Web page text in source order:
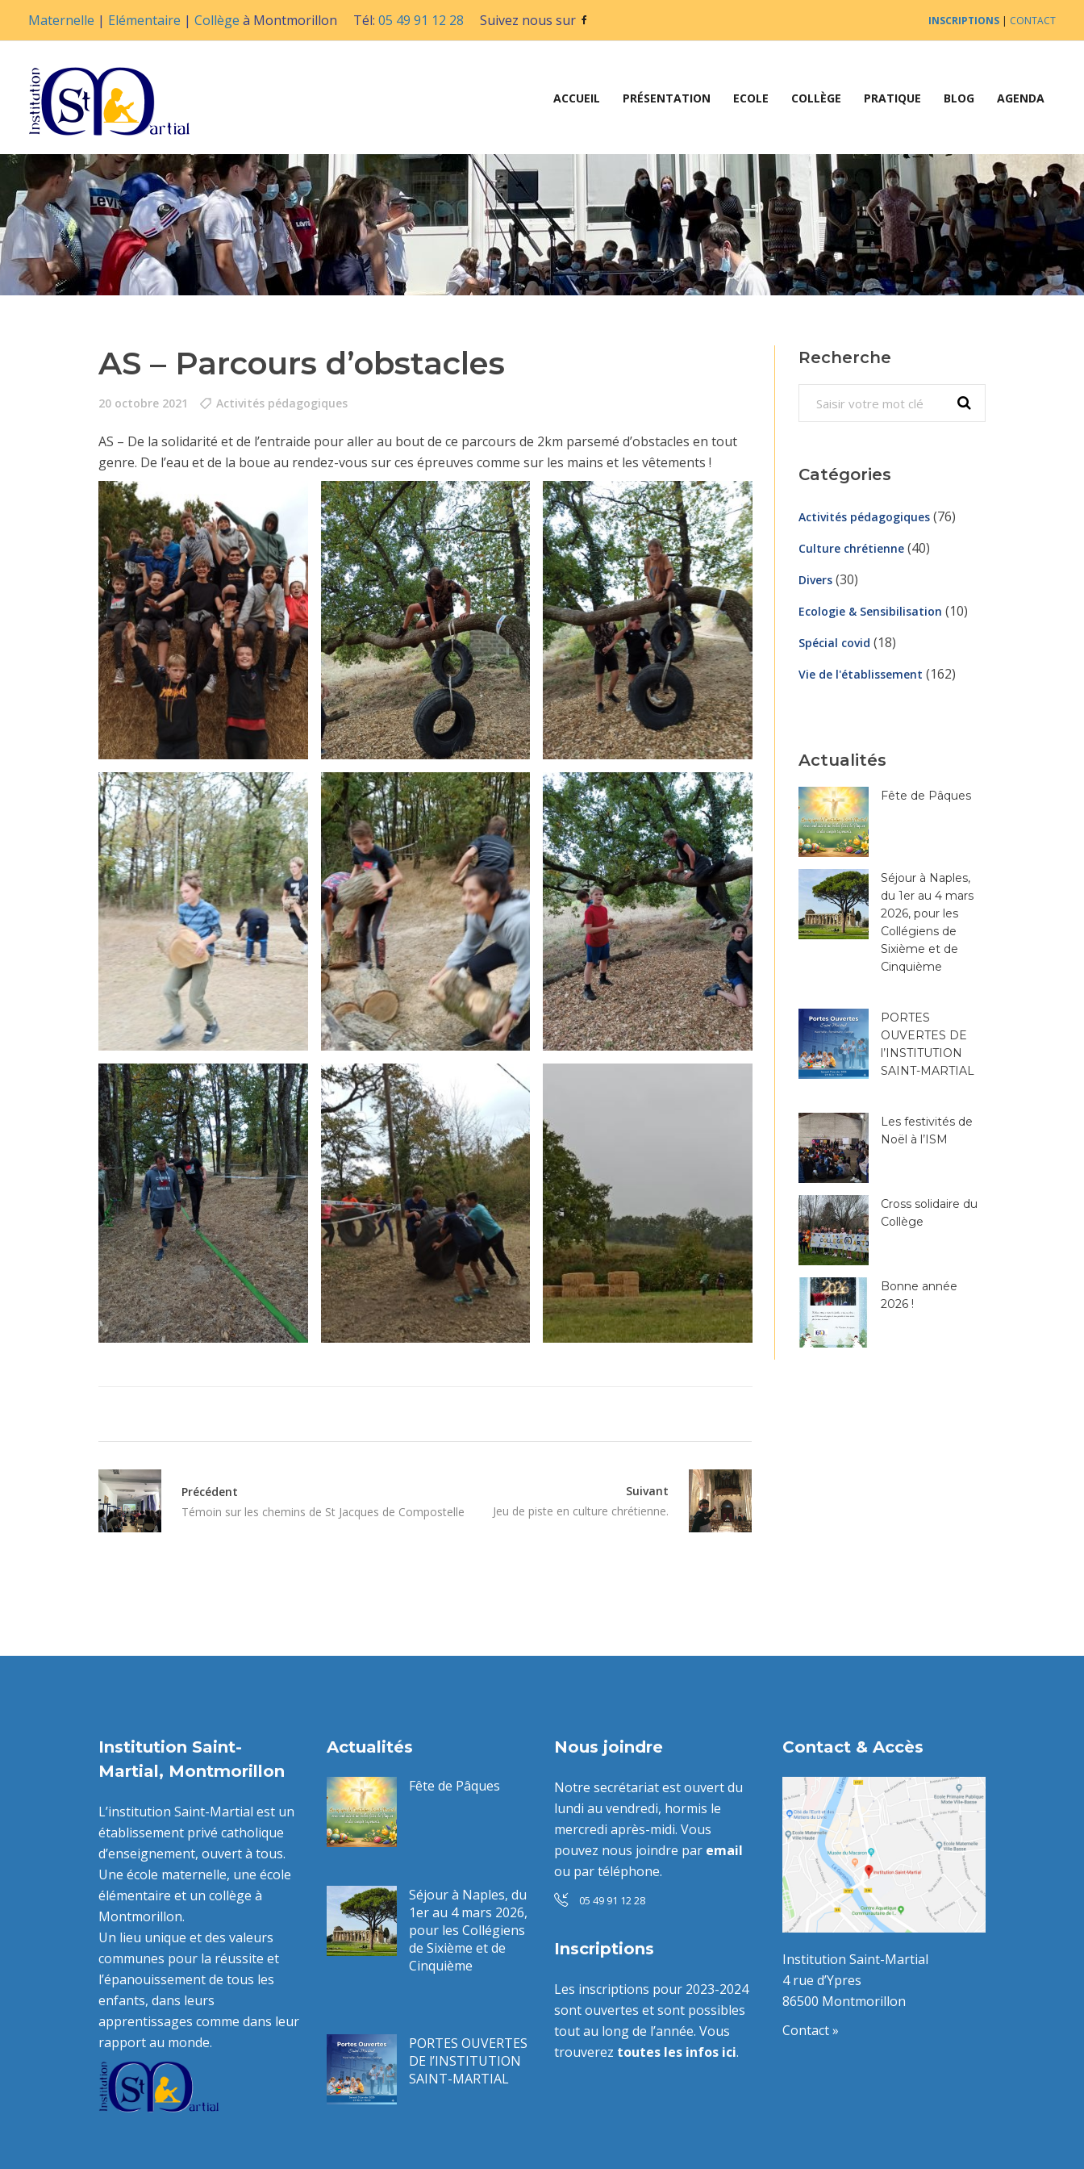
Maternelle | Elémentaire | Collège à Montmorillon Tél: 05 49 91 12 28 Suivez nous sur INSCRIPTIONS | CONTACT
ACCUEIL PRÉSENTATION ECOLE COLLÈGE PRATIQUE BLOG AGENDA
AS – Parcours d’obstacles
20 octobre 2021 Activités pédagogiques
AS – De la solidarité et de l’entraide pour aller au bout de ce parcours de 2km parsemé d’obstacles en tout
genre. De l’eau et de la boue au rendez-vous sur ces épreuves comme sur les mains et les vêtements !
Précédent
Témoin sur les chemins de St Jacques de Compostelle
Suivant
Jeu de piste en culture chrétienne.
Recherche
Catégories
Activités pédagogiques(76)
Culture chrétienne(40)
Divers(30)
Ecologie & Sensibilisation (10)
Spécial covid (18)
Vie de l'établissement (162)
Actualités
Fête de Pâques
Séjour à Naples,
du 1er au 4 mars
2026, pour les
Collégiens de
Sixième et de
Cinquième
PORTES
OUVERTES DE
l’INSTITUTION
SAINT-MARTIAL
Les festivités de
Noël à l’ISM
Cross solidaire du
Collège
Bonne année
2026 !
Institution Saint-
Martial, Montmorillon
L’institution Saint-Martial est un
établissement privé catholique
d’enseignement, ouvert à tous.
Une école maternelle, une école
élémentaire et un collège à
Montmorillon.
Un lieu unique et des valeurs
communes pour la réussite et
l’épanouissement de tous les
enfants, dans leurs
apprentissages comme dans leur
rapport au monde.
Actualités
Fête de Pâques
Séjour à Naples, du
1er au 4 mars 2026,
pour les Collégiens
de Sixième et de
Cinquième
PORTES OUVERTES
DE l’INSTITUTION
SAINT-MARTIAL
Nous joindre
Notre secrétariat est ouvert du
lundi au vendredi, hormis le
mercredi après-midi. Vous
pouvez nous joindre par email
ou par téléphone.
05 49 91 12 28
Inscriptions
Les inscriptions pour 2023-2024
sont ouvertes et sont possibles
tout au long de l’année. Vous
trouverez toutes les infos ici.
Contact & Accès
Institution Saint-Martial
4 rue d’Ypres
86500 Montmorillon
Contact »